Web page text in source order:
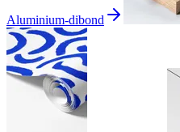
Aluminium-dibond